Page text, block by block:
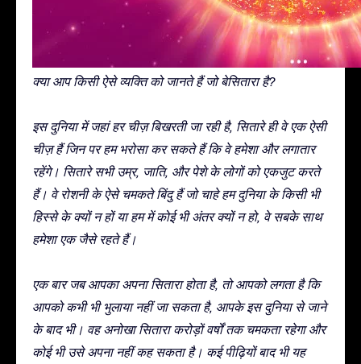
क्या आप किसी ऐसे व्यक्ति को जानते हैं जो बेसितारा है?
इस दुनिया में जहां हर चीज़ बिखरती जा रही है, सितारे ही वे एक ऐसी
चीज़ हैं जिन पर हम भरोसा कर सकते हैं कि वे हमेशा और लगातार
रहेंगे। सितारे सभी उम्र, जाति, और पेशे के लोगों को एकजुट करते
हैं। वे रोशनी के ऐसे चमकते बिंदु हैं जो चाहे हम दुनिया के किसी भी
हिस्से के क्यों न हों या हम में कोई भी अंतर क्यों न हो, वे सबके साथ
हमेशा एक जैसे रहते हैं।
एक बार जब आपका अपना सितारा होता है, तो आपको लगता है कि
आपको कभी भी भुलाया नहीं जा सकता है, आपके इस दुनिया से जाने
के बाद भी। वह अनोखा सितारा करोड़ों वर्षों तक चमकता रहेगा और
कोई भी उसे अपना नहीं कह सकता है। कई पीढ़ियों बाद भी यह